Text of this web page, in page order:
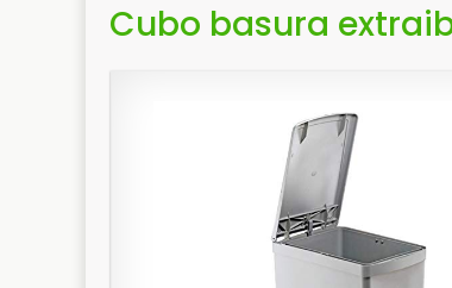
Cubo basura